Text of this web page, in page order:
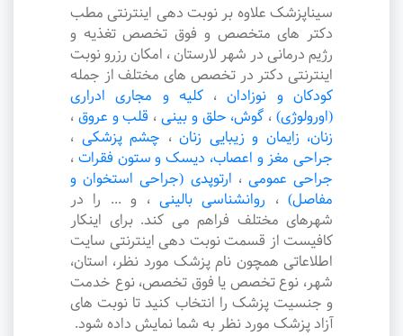
سیناپزشک علاوه بر نوبت دهی اینترنتی مطب
دکتر های متخصص و فوق تخصص تغذیه و
رژیم درمانی در شهر لارستان ، امکان رزرو نوبت
اینترنتی دکتر در تخصص های مختلف از جمله
کودکان و نوزادان ،کلیه و مجاری ادراری
(اورولوژی) ، گوش، حلق و بینی ، قلب و عروق ،
زنان، زایمان و زیبایی زنان ، چشم پزشکی ،
جراحی مغز و اعصاب، دیسک و ستون فقرات ،
جراحی عمومی ، ارتوپدی (جراحی استخوان و
مفاصل) ، روانشناسی بالینی ، و ... را در
شهرهای مختلف فراهم می کند. برای اینکار
کافیست از قسمت نوبت دهی اینترنتی سایت
اطلاعاتی همچون نام پزشک مورد نظر، استان،
شهر، نوع تخصص یا فوق تخصص، نوع خدمت
و جنسیت پزشک را انتخاب کنید تا نوبت های
آزاد پزشک مورد نظر به شما نمایش داده شود.